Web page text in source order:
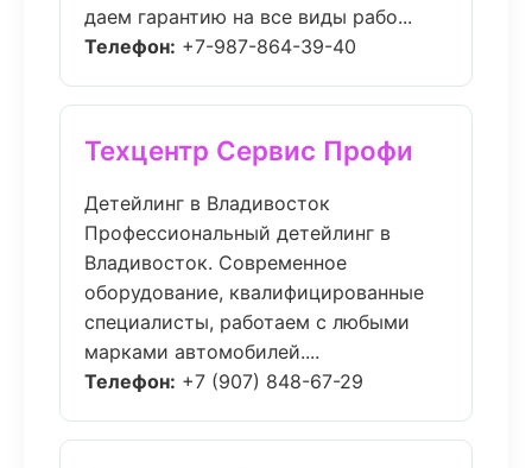
даем гарантию на все виды рабо...
Телефон: +7-987-864-39-40
Техцентр Сервис Профи
Детейлинг в Владивосток
Профессиональный детейлинг в
Владивосток. Современное
оборудование, квалифицированные
специалисты, работаем с любыми
марками автомобилей....
Телефон: +7 (907) 848-67-29